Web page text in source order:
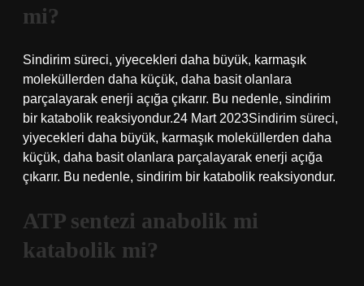
mi?
Sindirim süreci, yiyecekleri daha büyük, karmaşık
moleküllerden daha küçük, daha basit olanlara
parçalayarak enerji açığa çıkarır. Bu nedenle, sindirim
bir katabolik reaksiyondur.24 Mart 2023Sindirim süreci,
yiyecekleri daha büyük, karmaşık moleküllerden daha
küçük, daha basit olanlara parçalayarak enerji açığa
çıkarır. Bu nedenle, sindirim bir katabolik reaksiyondur.
ATP sentezi anabolik mi
katabolik mi?